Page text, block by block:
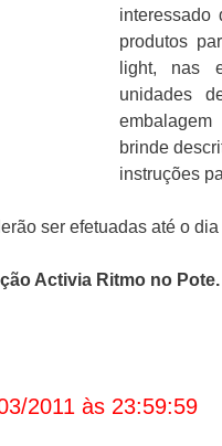
interessado
produtos
light, nas
unidades
brinde
instruções
ser efetuadas até o
Activia Ritmo no Pote.
2011 às 23:59:59